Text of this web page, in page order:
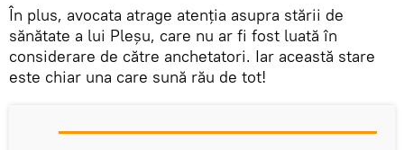
În plus, avocata atrage atenția asupra stării de
sănătate a lui Pleșu, care nu ar fi fost luată în
considerare de către anchetatori. Iar această stare
este chiar una care sună rău de tot!